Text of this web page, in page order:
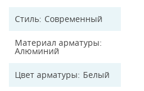
Стиль Современный
Материал арматуры
Алюминий
Цвет арматуры Белый